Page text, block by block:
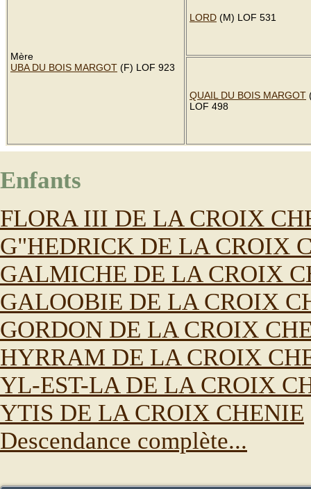
Mère
UBA DU BOIS MARGOT (F) LOF 923
LORD (M) LOF 531
QUAIL DU BOIS MARGOT
LOF 498
Enfants
FLORA III DE LA CROIX
G"HEDRICK DE LA CROIX
GALMICHE DE LA CROIX
GALOOBIE DE LA CROIX
GORDON DE LA CROIX
HYRRAM DE LA CROIX
YL-EST-LA DE LA CROIX
YTIS DE LA CROIX CHENIE
Descendance complète...